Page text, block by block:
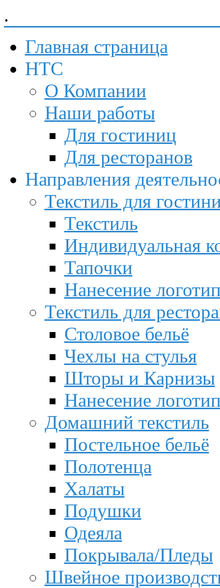
.
Главная страница
НТС
О Компании
Наши работы
Для гостиниц
Для ресторанов
Направления
Текстиль для
Текстиль
Индивидуальная
Тапочки
Нанесение
Текстиль для
Столовое бельё
Чехлы на стулья
Шторы и Карнизы
Нанесение
Домашний текстиль
Постельное бельё
Полотенца
Халаты
Подушки
Одеяла
Покрывала/Пледы
Швейное